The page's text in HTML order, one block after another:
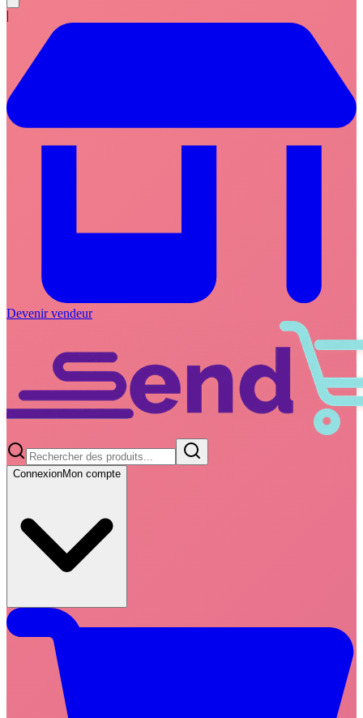
|
Devenir vendeur
ConnexionMon compte